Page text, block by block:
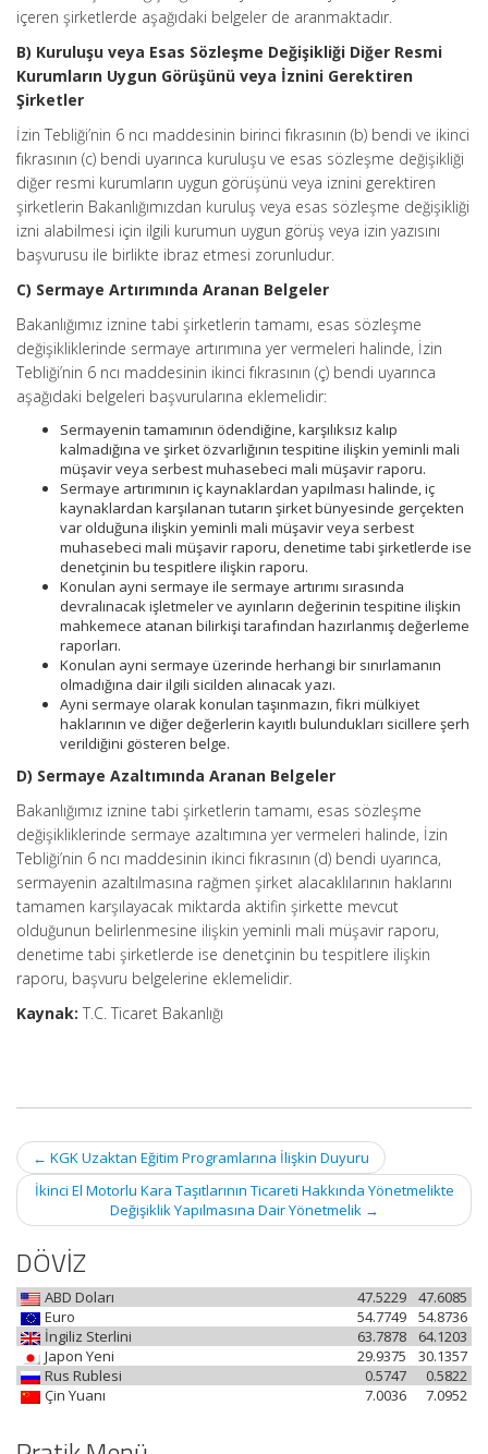
içeren şirketlerde aşağıdaki belgeler de aranmaktadır.
B) Kuruluşu veya Esas Sözleşme Değişikliği Diğer Resmi
Kurumların Uygun Görüşünü veya İznini Gerektiren
Şirketler
İzin Tebliği’nin 6 ncı maddesinin birinci fıkrasının (b) bendi ve ikinci
fıkrasının (c) bendi uyarınca kuruluşu ve esas sözleşme değişikliği
diğer resmi kurumların uygun görüşünü veya iznini gerektiren
şirketlerin Bakanlığımızdan kuruluş veya esas sözleşme değişikliği
izni alabilmesi için ilgili kurumun uygun görüş veya izin yazısını
başvurusu ile birlikte ibraz etmesi zorunludur.
C) Sermaye Artırımında Aranan Belgeler
Bakanlığımız iznine tabi şirketlerin tamamı, esas sözleşme
değişikliklerinde sermaye artırımına yer vermeleri halinde, İzin
Tebliği’nin 6 ncı maddesinin ikinci fıkrasının (ç) bendi uyarınca
aşağıdaki belgeleri başvurularına eklemelidir:
Sermayenin tamamının ödendiğine, karşılıksız kalıp
kalmadığına ve şirket özvarlığının tespitine ilişkin yeminli mali
müşavir veya serbest muhasebeci mali müşavir raporu.
Sermaye artırımının iç kaynaklardan yapılması halinde, iç
kaynaklardan karşılanan tutarın şirket bünyesinde gerçekten
var olduğuna ilişkin yeminli mali müşavir veya serbest
muhasebeci mali müşavir raporu, denetime tabi şirketlerde ise
denetçinin bu tespitlere ilişkin raporu.
Konulan ayni sermaye ile sermaye artırımı sırasında
devralınacak işletmeler ve ayınların değerinin tespitine ilişkin
mahkemece atanan bilirkişi tarafından hazırlanmış değerleme
raporları.
Konulan ayni sermaye üzerinde herhangi bir sınırlamanın
olmadığına dair ilgili sicilden alınacak yazı.
Ayni sermaye olarak konulan taşınmazın, fikri mülkiyet
haklarının ve diğer değerlerin kayıtlı bulundukları sicillere şerh
verildiğini gösteren belge.
D) Sermaye Azaltımında Aranan Belgeler
Bakanlığımız iznine tabi şirketlerin tamamı, esas sözleşme
değişikliklerinde sermaye azaltımına yer vermeleri halinde, İzin
Tebliği’nin 6 ncı maddesinin ikinci fıkrasının (d) bendi uyarınca,
sermayenin azaltılmasına rağmen şirket alacaklılarının haklarını
tamamen karşılayacak miktarda aktifin şirkette mevcut
olduğunun belirlenmesine ilişkin yeminli mali müşavir raporu,
denetime tabi şirketlerde ise denetçinin bu tespitlere ilişkin
raporu, başvuru belgelerine eklemelidir.
Kaynak: T.C. Ticaret Bakanlığı
Post
navigation
← KGK Uzaktan Eğitim Programlarına İlişkin Duyuru
İkinci El Motorlu Kara Taşıtlarının Ticareti Hakkında Yönetmelikte
Değişiklik Yapılmasına Dair Yönetmelik →
DÖVİZ
ABD Doları 47.6085
47.5229
Euro
54.8736
54.7749
İngiliz Sterlini
64.1203
63.7878
Japon Yeni
30.1357
29.9375
Rus Rublesi
0.5822
0.5747
Çin Yuanı
7.0952
7.0036